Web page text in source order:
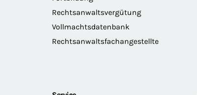
Rechtsanwaltsvergütung
Vollmachtsdatenbank
Rechtsanwaltsfachangestellte